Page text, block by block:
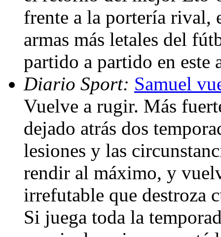
frente a la portería rival,
armas más letales del
partido a partido en
Diario Sport: Samuel
Vuelve a rugir. Más
dejado atrás dos
lesiones y las
rendir al máximo, y
irrefutable que destroza
Si juega toda la